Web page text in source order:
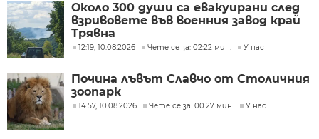
Около 300 души са евакуирани след
взривовете във военния завод край
Трявна
12:19, 10.08.2026 Чете се за: 02:22 мин. У нас
Почина лъвът Славчо от Столичния
зоопарк
14:57, 10.08.2026 Чете се за: 00:27 мин. У нас